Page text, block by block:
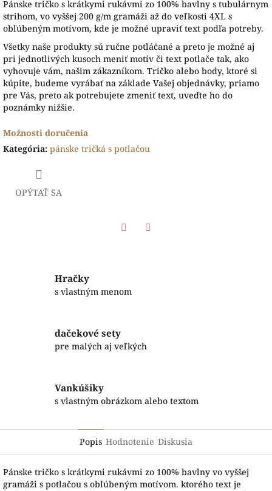
Pánske tričko s krátkymi rukávmi zo 100% bavlny s tubulárnym
strihom, vo vyššej 200 g/m gramáži až do veľkosti 4XL s
obľúbeným motívom, kde je možné upraviť text podľa potreby.
Všetky naše produkty sú ručne potláčané a preto je možné aj
pri jednotlivých kusoch meniť motív či text potlače tak, ako
vyhovuje vám, našim zákazníkom. Tričko alebo body, ktoré si
kúpite, budeme vyrábať na základe Vašej objednávky, priamo
pre Vás, preto ak potrebujete zmeniť text, uveďte ho do
poznámky nižšie.
Možnosti doručenia
Kategória: pánske tričká s potlačou
OPÝTAŤ SA
Hračky
s vlastným menom
dačekové sety
pre malých aj veľkých
Vankúšiky
s vlastným obrázkom alebo textom
Popis Hodnotenie Diskusia
Pánske tričko s krátkymi rukávmi zo 100% bavlny vo vyššej
gramáži s potlačou s obľúbeným motívom. ktorého text je